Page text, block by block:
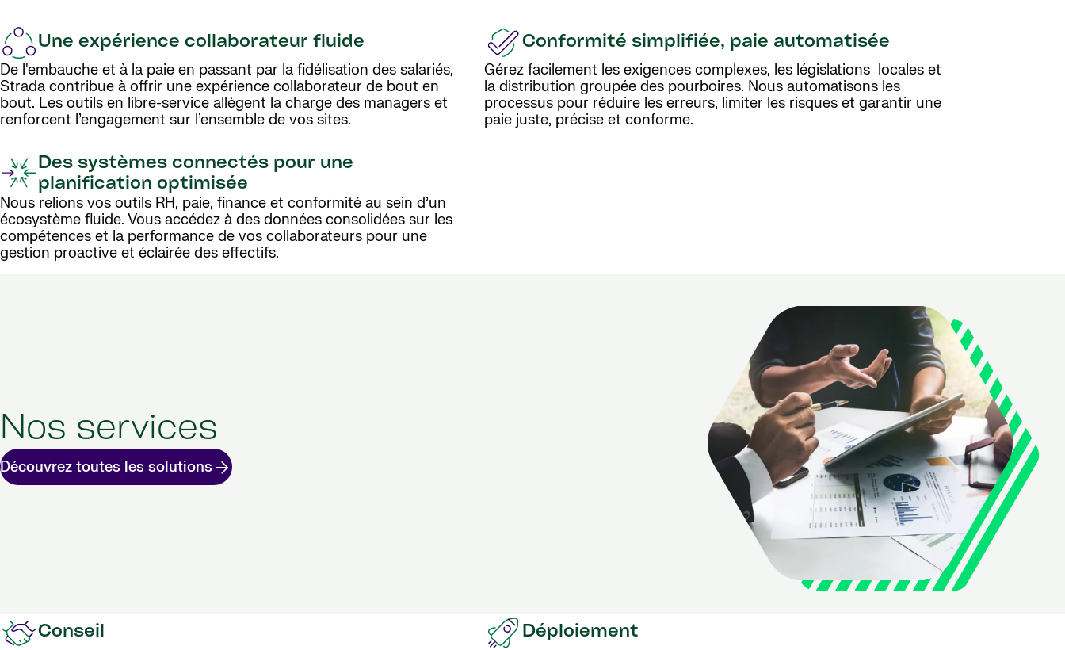
Une expérience collaborateur fluide
De l'embauche et à la paie en passant par la fidélisation des salariés,
Strada contribue à offrir une expérience collaborateur de bout en
bout. Les outils en libre-service allègent la charge des managers et
renforcent l’engagement sur l’ensemble de vos sites.
Conformité simplifiée, paie automatisée
Gérez facilement les exigences complexes, les législations locales et
la distribution groupée des pourboires. Nous automatisons les
processus pour réduire les erreurs, limiter les risques et garantir une
paie juste, précise et conforme.
Des systèmes connectés pour une
planification optimisée
Nous relions vos outils RH, paie, finance et conformité au sein d’un
écosystème fluide. Vous accédez à des données consolidées sur les
compétences et la performance de vos collaborateurs pour une
gestion proactive et éclairée des effectifs.
Nos services
Découvrez toutes les solutions
Conseil
Déploiement